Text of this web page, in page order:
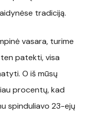
tradiciją.
vasara, turime
patekti, visa
O iš mūsų
procentų, kad
spinduliavo 23-ejų